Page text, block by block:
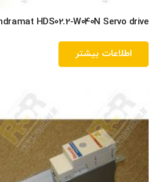
HDS02.2-W040N Servo drive
اطلاعات بیشتر